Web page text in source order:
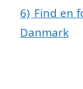
6) Find en
Danmark